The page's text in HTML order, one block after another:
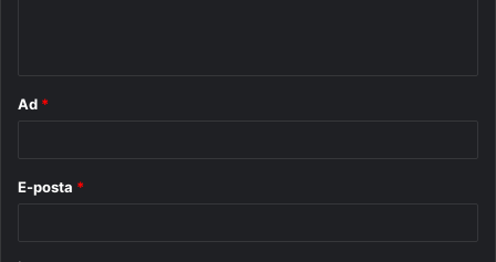
Ad *
E-posta *